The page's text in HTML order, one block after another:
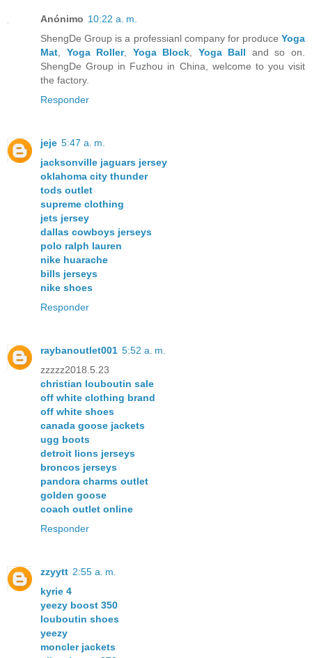
Anónimo 10:22 a. m.
ShengDe Group is a professianl company for produce Yoga
Mat
Yoga Roller, Yoga Block Yoga Ball and so on.
ShengDe Group in Fuzhou in China, welcome to you visit
the factory.
Responder
jeje 5:47 a. m.
jacksonville jaguars jersey
oklahoma city thunder
tods outlet
supreme clothing
jets jersey
dallas cowboys jerseys
polo ralph lauren
nike huarache
bills jerseys
nike shoes
Responder
raybanoutlet001 5:52 a. m.
zzzzz2018.5.23
christian louboutin sale
off white clothing brand
off white shoes
canada goose jackets
ugg boots
detroit lions jerseys
broncos jerseys
pandora charms outlet
golden goose
coach outlet online
Responder
zzyytt 2:55 a. m.
kyrie 4
yeezy boost 350
louboutin shoes
yeezy
moncler jackets